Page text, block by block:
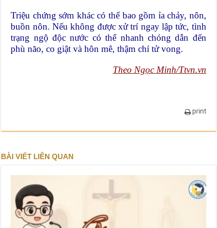
Triệu chứng sớm khác có thể bao gồm ỉa chảy, nôn,
buồn nôn. Nếu không được xử trí ngay lập tức, tình
trạng ngộ độc nước có thể nhanh chóng dẫn đến
phù não, co giật và hôn mê, thậm chí tử vong.
Theo Ngọc Minh/Ttvn.vn
print
BÀI VIẾT LIÊN QUAN